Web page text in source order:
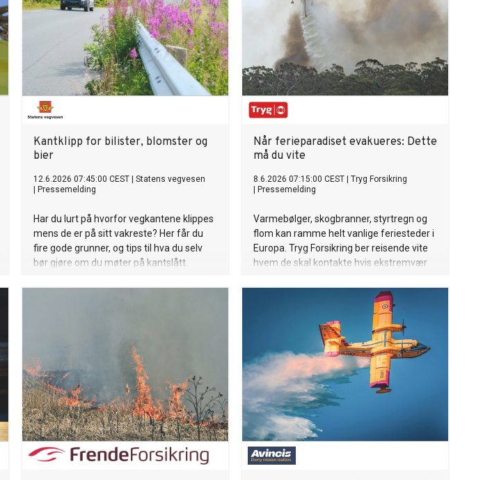
Kantklipp for bilister, blomster og
bier
12.6.2026 07:45:00 CEST
Statens vegvesen
Pressemelding
Har du lurt på hvorfor vegkantene klippes
mens de er på sitt vakreste? Her får du
fire gode grunner, og tips til hva du selv
bør gjøre om du møter på kantslått.
Når ferieparadiset evakueres: Dette
må du vite
8.6.2026 07:15:00 CEST
Tryg Forsikring
Pressemelding
Varmebølger, skogbranner, styrtregn og
flom kan ramme helt vanlige feriesteder i
Europa. Tryg Forsikring ber reisende vite
hvem de skal kontakte hvis ekstremvær